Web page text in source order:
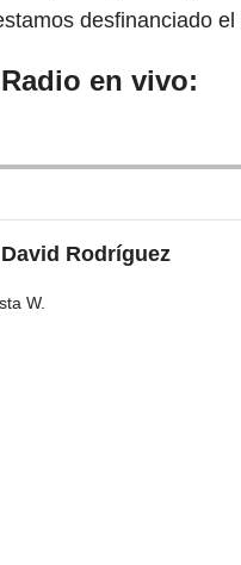
desfinanciado el
en vivo:
Rodríguez
W.